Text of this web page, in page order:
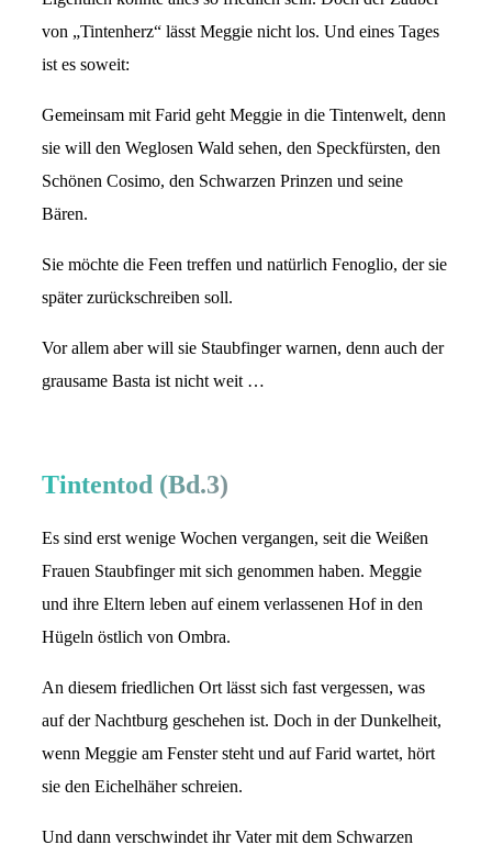
von „Tintenherz“ lässt Meggie nicht los. Und eines Tages
ist es soweit:
Gemeinsam mit Farid geht Meggie in die Tintenwelt, denn
sie will den Weglosen Wald sehen, den Speckfürsten, den
Schönen Cosimo, den Schwarzen Prinzen und seine
Bären.
Sie möchte die Feen treffen und natürlich Fenoglio, der sie
später zurückschreiben soll.
Vor allem aber will sie Staubfinger warnen, denn auch der
grausame Basta ist nicht weit …
Tintentod (Bd.3)
Es sind erst wenige Wochen vergangen, seit die Weißen
Frauen Staubfinger mit sich genommen haben. Meggie
und ihre Eltern leben auf einem verlassenen Hof in den
Hügeln östlich von Ombra.
An diesem friedlichen Ort lässt sich fast vergessen, was
auf der Nachtburg geschehen ist. Doch in der Dunkelheit,
wenn Meggie am Fenster steht und auf Farid wartet, hört
sie den Eichelhäher schreien.
Und dann verschwindet ihr Vater mit dem Schwarzen